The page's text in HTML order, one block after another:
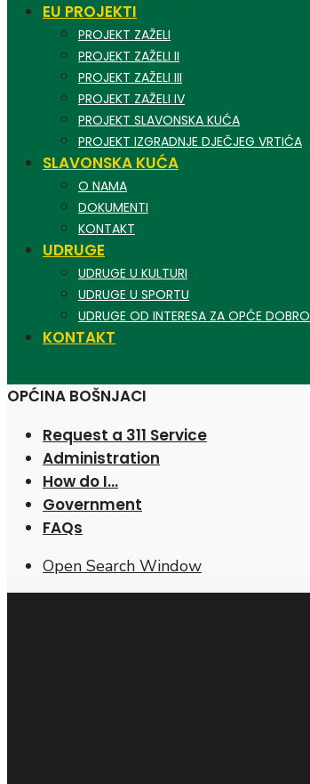
EU PROJEKTI
PROJEKT ZAŽELI
PROJEKT ZAŽELI II
PROJEKT ZAŽELI III
PROJEKT ZAŽELI IV
PROJEKT SLAVONSKA KUĆA
PROJEKT IZGRADNJE DJEČJEG VRTIĆA
SLAVONSKA KUĆA
O NAMA
DOKUMENTI
KONTAKT
UDRUGE
UDRUGE U KULTURI
UDRUGE U SPORTU
UDRUGE OD INTERESA ZA OPĆE DOBRO
KONTAKT
OPĆINA BOŠNJACI
Request a 311 Service
Administration
How do I…
Government
FAQs
Open Search Window